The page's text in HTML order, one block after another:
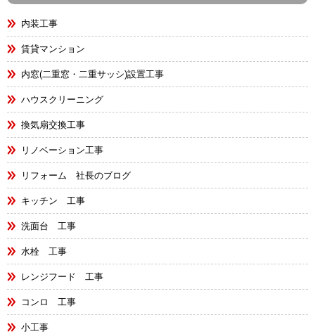
内装工事
賃貸マンション
内窓(二重窓・二重サッシ)設置工事
ハウスクリーニング
換気扇交換工事
リノベーション工事
リフォーム 社長のブログ
キッチン 工事
洗面台 工事
水栓 工事
レンジフード 工事
コンロ 工事
小工事